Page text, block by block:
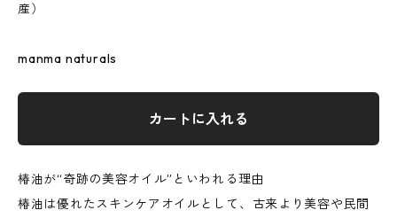
産）
manma naturals
カートに入れる
椿油が“奇跡の美容オイル”といわれる理由
椿油は優れたスキンケアオイルとして、古来より美容や民間